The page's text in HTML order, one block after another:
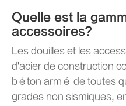
Quelle est la
accessoires?
Les douilles et les
d'acier de construction
béton armé de toutes
grades non sismiques,